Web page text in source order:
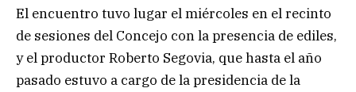
El encuentro tuvo lugar el miércoles en el recinto
de sesiones del Concejo con la presencia de ediles,
y el productor Roberto Segovia, que hasta el año
pasado estuvo a cargo de la presidencia de la